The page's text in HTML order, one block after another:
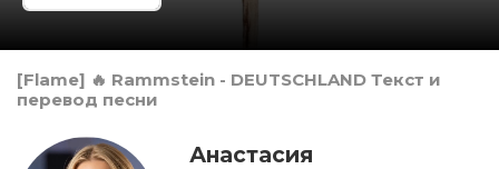
[Flame] 🔥 Rammstein - DEUTSCHLAND Текст и
перевод песни
Анастасия